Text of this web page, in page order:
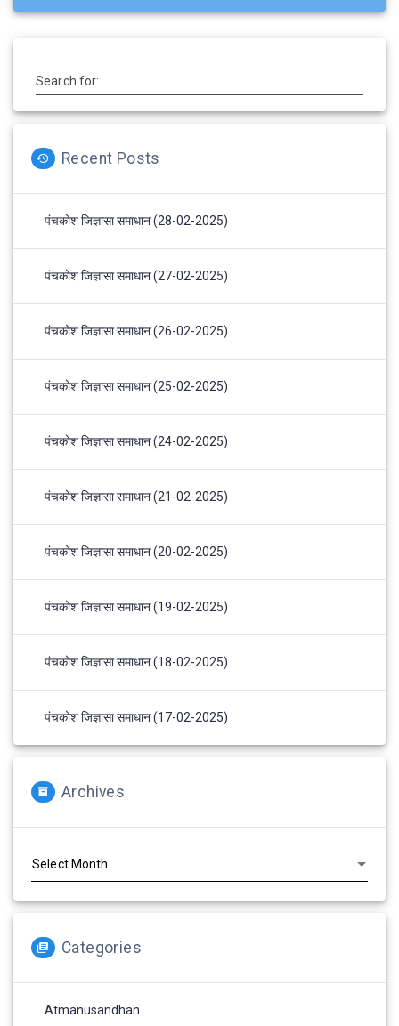
Search for:
Recent Posts
पंचकोश जिज्ञासा समाधान (28-02-2025)
पंचकोश जिज्ञासा समाधान (27-02-2025)
पंचकोश जिज्ञासा समाधान (26-02-2025)
पंचकोश जिज्ञासा समाधान (25-02-2025)
पंचकोश जिज्ञासा समाधान (24-02-2025)
पंचकोश जिज्ञासा समाधान (21-02-2025)
पंचकोश जिज्ञासा समाधान (20-02-2025)
पंचकोश जिज्ञासा समाधान (19-02-2025)
पंचकोश जिज्ञासा समाधान (18-02-2025)
पंचकोश जिज्ञासा समाधान (17-02-2025)
Archives
Categories
Atmanusandhan